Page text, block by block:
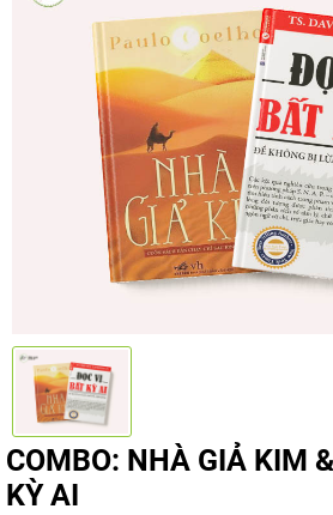
COMBO: NHÀ GIẢ KIM
KỲ AI